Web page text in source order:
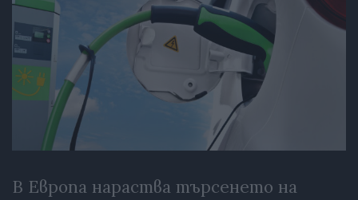
В Европа нараства търсенето на